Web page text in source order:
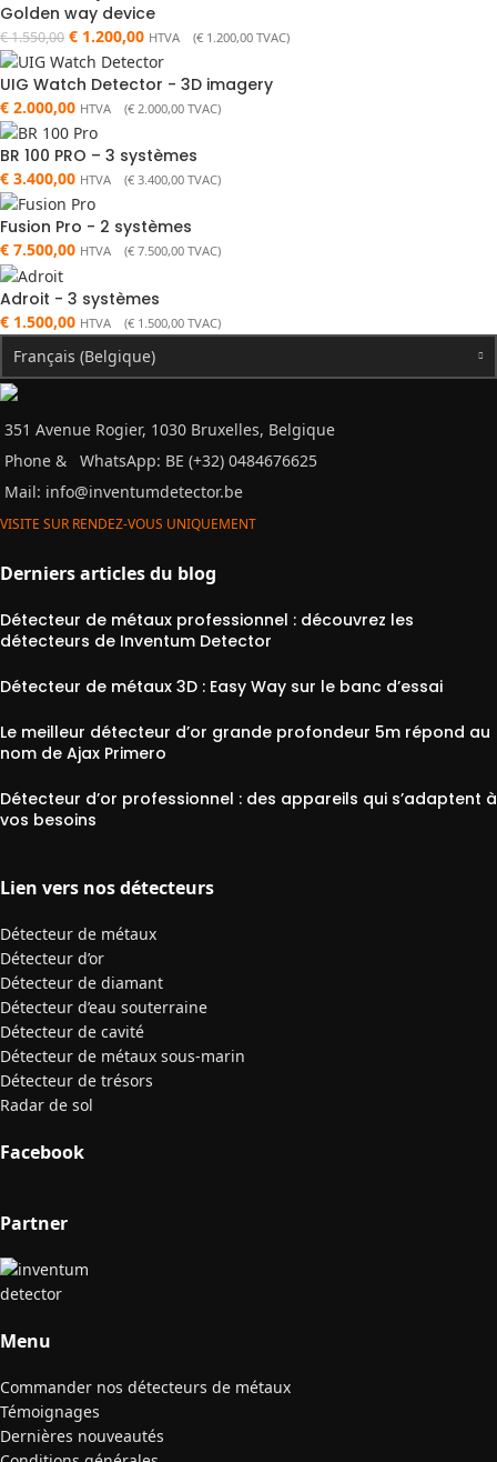
Golden way device
€1.550,00 € 1.200,00 HTVA (€ 1.200,00 TVAC)
UIG Watch Detector - 3D imagery
€ 2.000,00 HTVA (€ 2.000,00 TVAC)
BR 100 PRO – 3 systèmes
€ 3.400,00 HTVA (€ 3.400,00 TVAC)
Fusion Pro - 2 systèmes
€ 7.500,00 HTVA (€ 7.500,00 TVAC)
Adroit - 3 systèmes
€ 1.500,00 HTVA (€ 1.500,00 TVAC)
Français (Belgique)
351 Avenue Rogier, 1030 Bruxelles, Belgique
Phone &
WhatsApp: BE (+32) 0484676625
Mail: info@inventumdetector.be
VISITE SUR RENDEZ-VOUS UNIQUEMENT
Derniers articles du blog
Détecteur de métaux professionnel : découvrez les
détecteurs de Inventum Detector
Détecteur de métaux 3D : Easy Way sur le banc d’essai
Le meilleur détecteur d’or grande profondeur 5m répond au
nom de Ajax Primero
Détecteur d’or professionnel : des appareils qui s’adaptent à
vos besoins
Lien vers nos détecteurs
Détecteur de métaux
Détecteur d’or
Détecteur de diamant
Détecteur d’eau souterraine
Détecteur de cavité
Détecteur de métaux sous-marin
Détecteur de trésors
Radar de sol
Facebook
Partner
Menu
Commander nos détecteurs de métaux
Témoignages
Dernières nouveautés